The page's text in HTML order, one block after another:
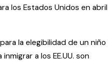
los Estados Unidos en abril
la elegibilidad de un niño
a los EE.UU. son